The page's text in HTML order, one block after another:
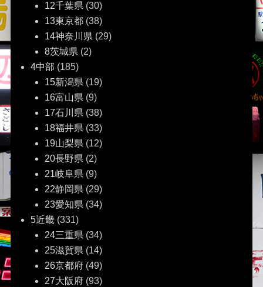
12千葉県 (30)
13東京都(38)
14神奈川県 (29)
8茨城県 (2)
4中部 (185)
15新潟県 (19)
16富山県 (9)
17石川県 (38)
18福井県 (33)
19山梨県 (12)
20長野県 (2)
21岐阜県 (9)
22静岡県 (29)
23愛知県 (34)
5近畿(331)
24三重県 (34)
25滋賀県 (14)
26京都府(49)
27大阪府(93)